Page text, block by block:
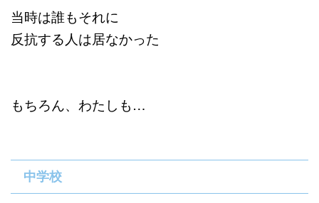
当時は誰もそれに
反抗する人は居なかった
もちろん、わたしも…
中学校